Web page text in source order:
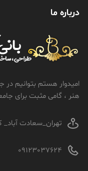
درباره ما
امیدوار هستم بتوانیم
هنر ، گامی مثبت برای
تهران_سعادت آباد_
09123037624